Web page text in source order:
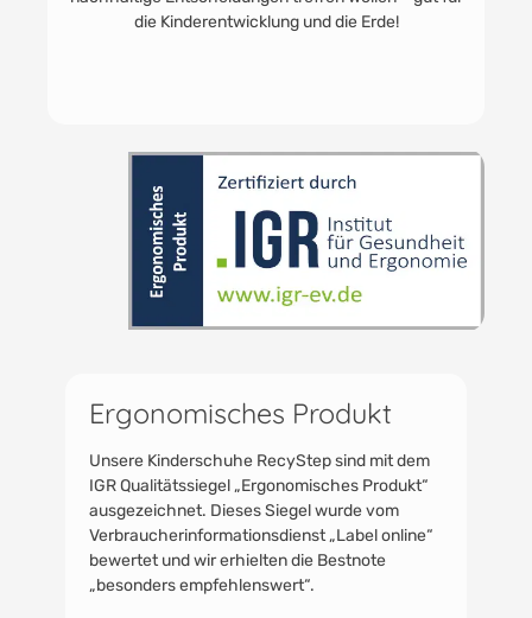
Aufwand sparen. So bleiben die Schuhe stets
Ergonomisches Produkt
Unsere Kinderschuhe RecyStep sind mit dem
IGR Qualitätssiegel „Ergonomisches Produkt“
ausgezeichnet. Dieses Siegel wurde vom
Verbraucherinformationsdienst „Label online“
bewertet und wir erhielten die Bestnote
„besonders empfehlenswert“.